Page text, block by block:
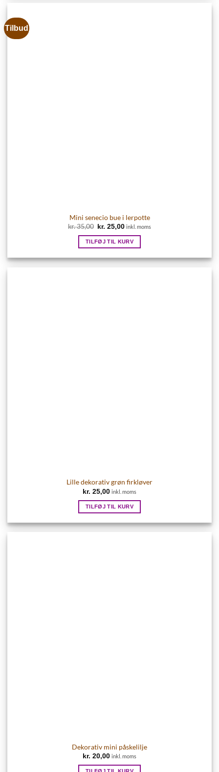
Tilbud
Mini senecio bue i lerpotte
kr.35,00 Den
oprindelige
pris
var:
kr. 25,00Den
pris
er:
inkl. moms
TILFØJ TIL KURV
Lille dekorativ grøn firkløver
kr. 25,00 inkl. moms
TILFØJ TIL KURV
Dekorativ mini påskelilje
kr. 20,00 inkl. moms